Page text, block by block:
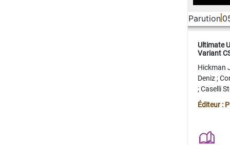
Parution
Ultimate
Variant
Hickman
Deniz;
;Caselli
Juan
Éditeur :